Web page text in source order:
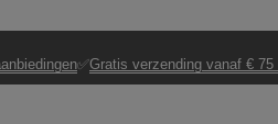
✅Gratis verzending vanaf € 75